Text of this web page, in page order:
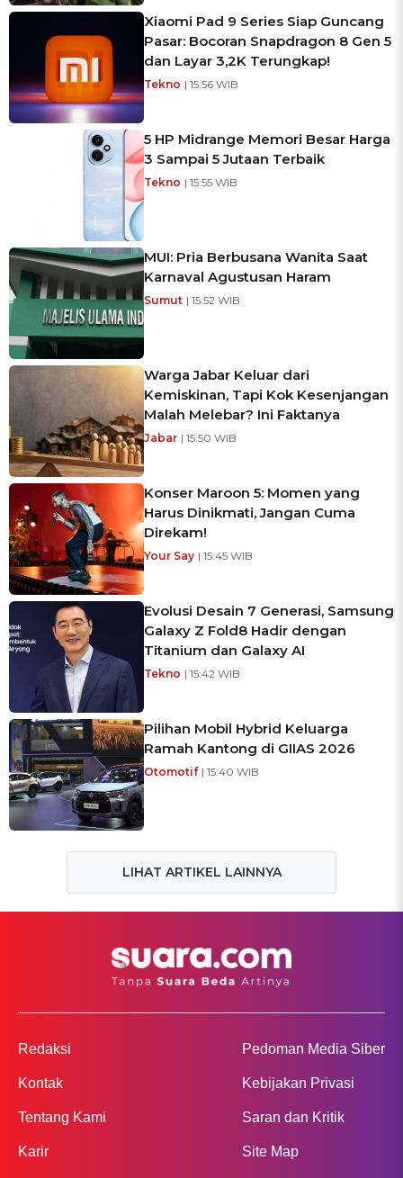
Xiaomi Pad 9 Series Siap Guncang
Pasar: Bocoran Snapdragon 8 Gen 5
dan Layar 3,2K Terungkap!
Tekno | 15:56 WIB
5 HP Midrange Memori Besar Harga
3 Sampai 5 Jutaan Terbaik
Tekno | 15:55 WIB
MUI: Pria Berbusana Wanita Saat
Karnaval Agustusan Haram
Sumut | 15:52 WIB
Warga Jabar Keluar dari
Kemiskinan, Tapi Kok Kesenjangan
Malah Melebar? Ini Faktanya
Jabar | 15:50 WIB
Konser Maroon 5: Momen yang
Harus Dinikmati, Jangan Cuma
Direkam!
Your Say | 15:45 WIB
Evolusi Desain 7 Generasi, Samsung
Galaxy Z Fold8 Hadir dengan
Titanium dan Galaxy AI
Tekno | 15:42 WIB
Pilihan Mobil Hybrid Keluarga
Ramah Kantong di GIIAS 2026
Otomotif | 15:40 WIB
LIHAT ARTIKEL LAINNYA
Redaksi
Kontak
Tentang Kami
Karir
Pedoman Media Siber
Kebijakan Privasi
Saran dan Kritik
Site Map